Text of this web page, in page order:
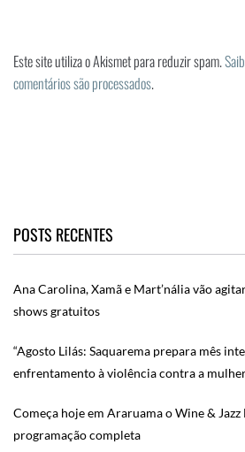
Este site utiliza o Akismet para reduzir spam.
comentários são processados.
POSTS RECENTES
Ana Carolina, Xamã e Mart’nália vão
shows gratuitos
“Agosto Lilás: Saquarema prepara mês
enfrentamento à violência contra a
Começa hoje em Araruama o Wine &
programação completa